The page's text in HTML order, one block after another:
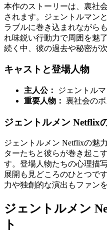
本作のストーリーは、裏社
されます。ジェントルマン
ラブルに巻き込まれながら
れ味鋭い行動力で周囲を魅
続く中、彼の過去や秘密が
キャストと登場人物
主人公：
ジェントル
重要人物： 裏社会の
ジェントルメン Netflix
ジェントルメン Netflixの魅
ターたちと彼らが巻き起こ
す。登場人物たちの心理描
展開も見どころのひとつで
力や独創的な演出もファン
ジェントルメン
ト